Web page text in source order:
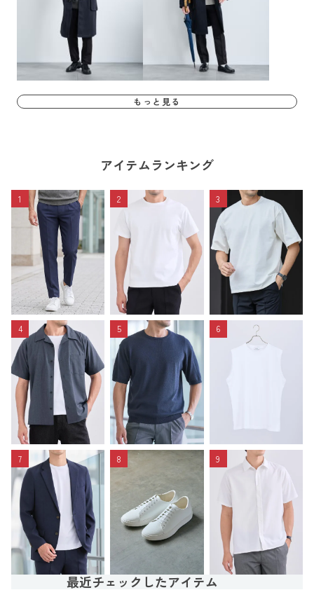
もっと見る
アイテムランキング
1 2 3
4 5 6
7 8 9
最近チェックしたアイテム